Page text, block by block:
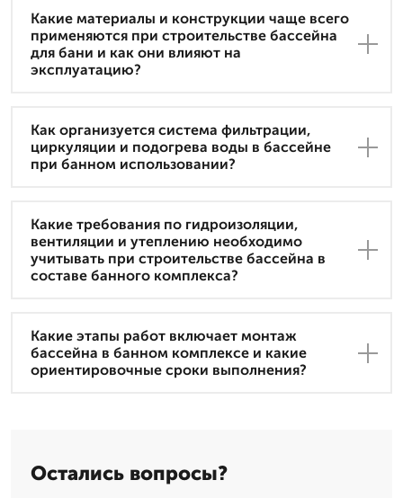
Какие материалы и конструкции чаще всего
применяются при строительстве бассейна
для бани и как они влияют на
эксплуатацию?
Как организуется система фильтрации,
циркуляции и подогрева воды в бассейне
при банном использовании?
Какие требования по гидроизоляции,
вентиляции и утеплению необходимо
учитывать при строительстве бассейна в
составе банного комплекса?
Какие этапы работ включает монтаж
бассейна в банном комплексе и какие
ориентировочные сроки выполнения?
Остались вопросы?